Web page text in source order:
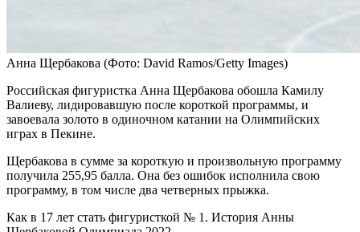
Анна Щербакова (Фото: David Ramos/Getty Images)
Российская фигуристка Анна Щербакова обошла Камилу
Валиеву, лидировавшую после короткой программы, и
завоевала золото в одиночном катании на Олимпийских
играх в Пекине.
Щербакова в сумме за короткую и произвольную программу
получила 255,95 балла. Она без ошибок исполнила свою
программу, в том числе два четверных прыжка.
Как в 17 лет стать фигуристкой № 1. История Анны